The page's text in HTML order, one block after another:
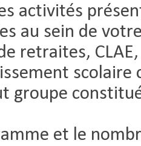
activités
au sein de
retraites,
groupe
et le